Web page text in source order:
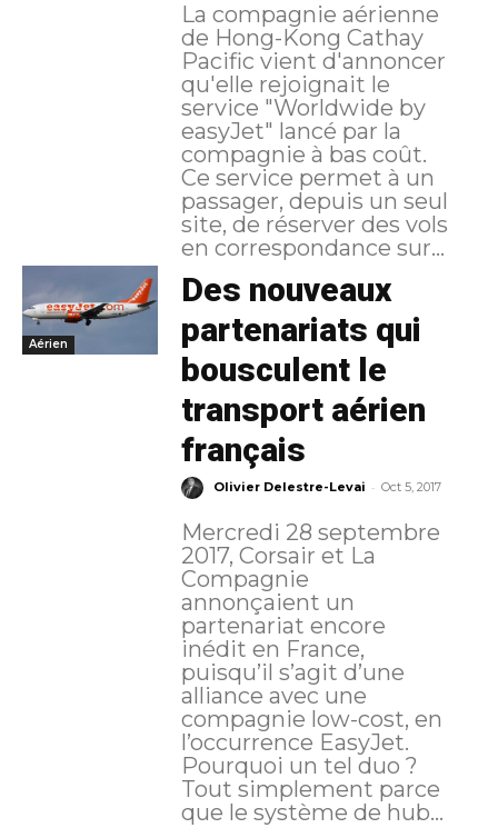
La compagnie aérienne
de Hong-Kong Cathay
Pacific vient d'annoncer
qu'elle rejoignait le
service "Worldwide by
easyJet" lancé par la
compagnie à bas coût.
Ce service permet à un
passager, depuis un seul
site, de réserver des vols
en correspondance sur...
Aérien
Des nouveaux
partenariats qui
bousculent le
transport aérien
français
Olivier Delestre-Levai - Oct 5, 2017
Mercredi 28 septembre
2017, Corsair et La
Compagnie
annonçaient un
partenariat encore
inédit en France,
puisqu’il s’agit d’une
alliance avec une
compagnie low-cost, en
l’occurrence EasyJet.
Pourquoi un tel duo ?
Tout simplement parce
que le système de hub...